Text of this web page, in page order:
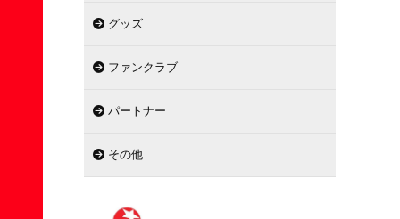
グッズ
ファンクラブ
パートナー
その他